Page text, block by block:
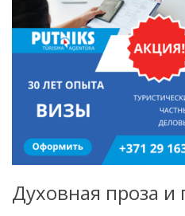
Духовная проза и